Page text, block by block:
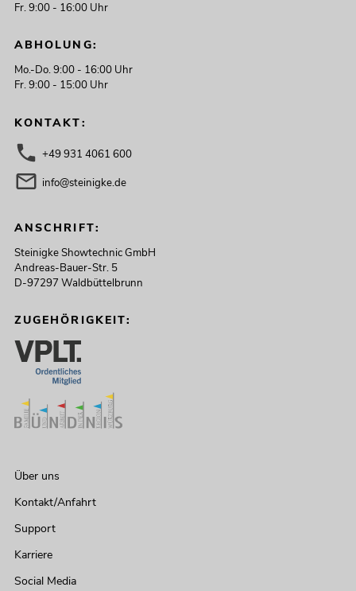
Fr. 9:00 - 16:00 Uhr
ABHOLUNG:
Mo.-Do. 9:00 - 16:00 Uhr
Fr. 9:00 - 15:00 Uhr
KONTAKT:
+49 931 4061 600
info@steinigke.de
ANSCHRIFT:
Steinigke Showtechnic GmbH
Andreas-Bauer-Str. 5
D-97297 Waldbüttelbrunn
ZUGEHÖRIGKEIT:
Über uns
Kontakt/Anfahrt
Support
Karriere
Social Media